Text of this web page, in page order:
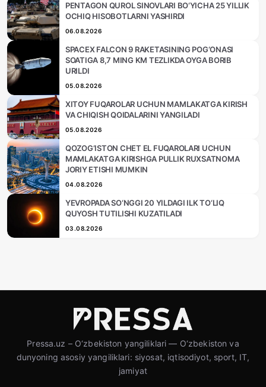
PENTAGON QUROL SINOVLARI BO‘YICHA 25 YILLIK
OCHIQ HISOBOTLARNI YASHIRDI
06.08.2026
SPACEX FALCON 9 RAKETASINING POG‘ONASI
SOATIGA 8,7 MING KM TEZLIKDA OYGA BORIB
URILDI
05.08.2026
XITOY FUQAROLAR UCHUN MAMLAKATGA KIRISH
VA CHIQISH QOIDALARINI YANGILADI
05.08.2026
QOZOG‘ISTON CHET EL FUQAROLARI UCHUN
MAMLAKATGA KIRISHGA PULLIK RUXSATNOMA
JORIY ETISHI MUMKIN
04.08.2026
YEVROPADA SO‘NGGI 20 YILDAGI ILK TO‘LIQ
QUYOSH TUTILISHI KUZATILADI
03.08.2026
Pressa.uz – O‘zbekiston yangiliklari — O‘zbekiston va
dunyoning asosiy yangiliklari: siyosat, iqtisodiyot, sport, IT,
jamiyat